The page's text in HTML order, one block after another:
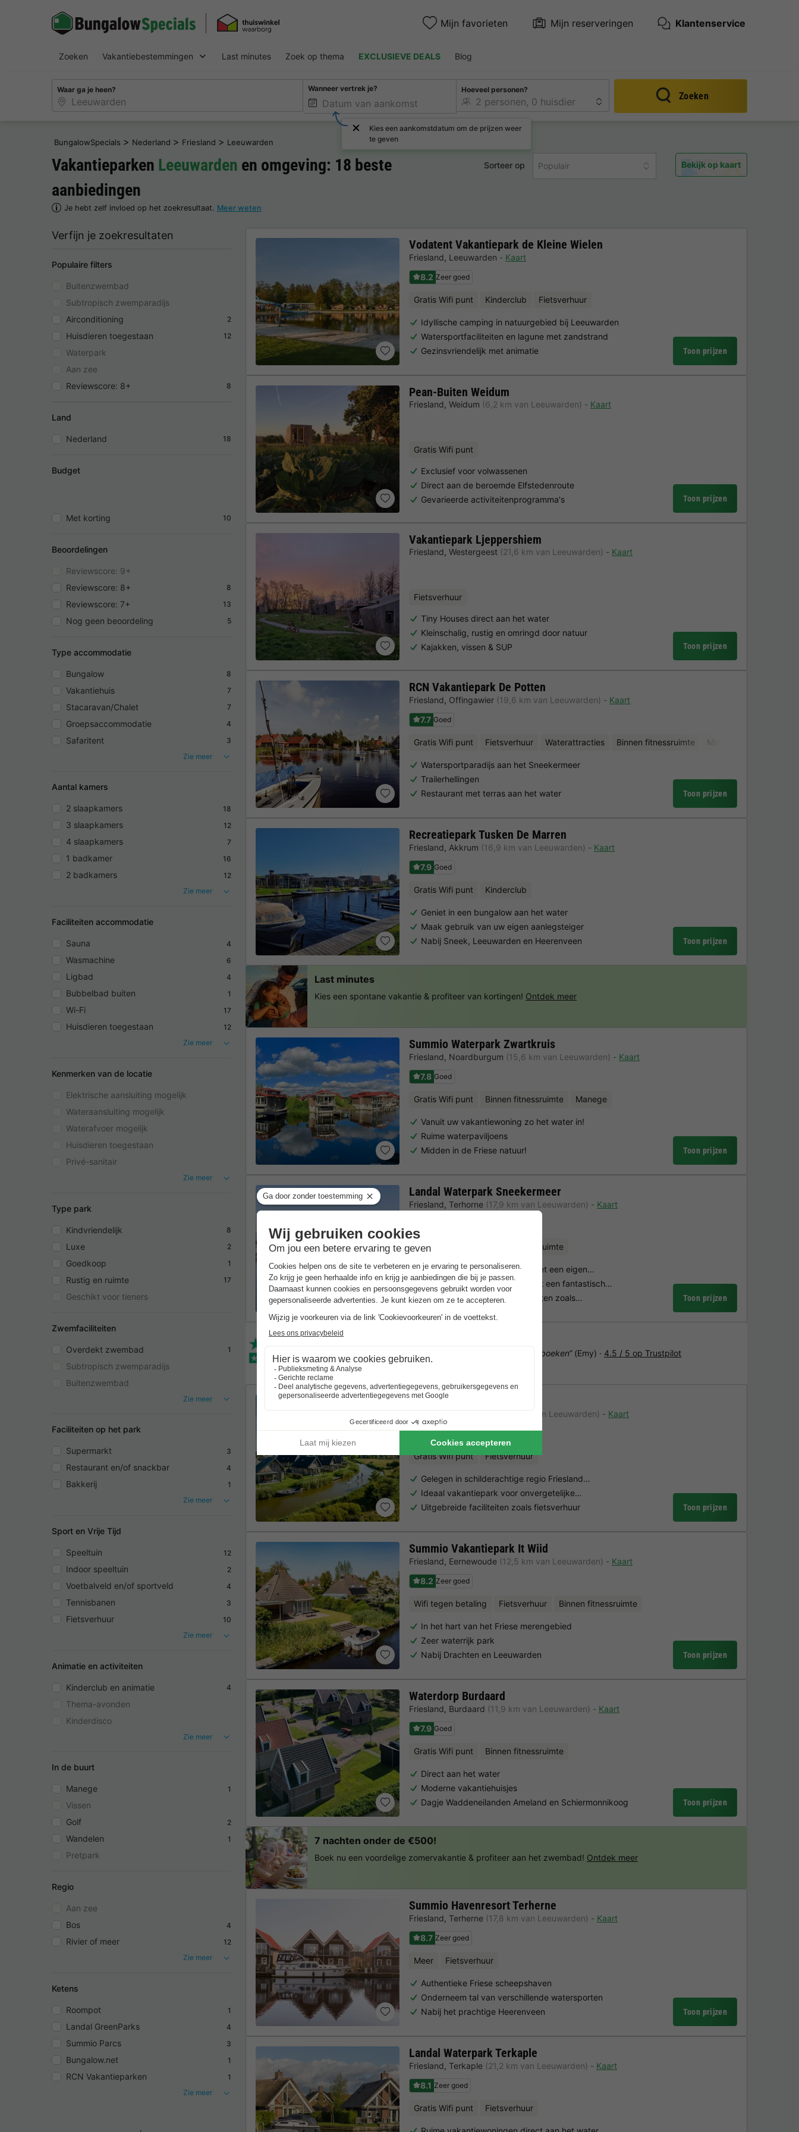
Mijn favorieten Mijn reserveringen Klantenservice
Zoeken Vakantiebestemmingen Last minutes Zoek op thema EXCLUSIEVE DEALS Blog
Waar ga je heen? Wanneer vertrek je?
Kies een aankomstdatum om de prijzen weer
te geven
Hoeveel personen?
Zoeken
BungalowSpecials > Nederland > Friesland > Leeuwarden
Vakantieparken Leeuwarden en omgeving: 18 beste
aanbiedingen
Je hebt zelf invloed op het zoekresultaat. Meer weten
Sorteer op Populair Bekijk op kaart
Verfijn je zoekresultaten
Populaire filters
Buitenzwembad
Subtropisch zwemparadijs
Airconditioning
2
Huisdieren toegestaan 12
Waterpark
Aan zee
Reviewscore: 8+
8
Land
Nederland 18
Budget
Met korting 10
Beoordelingen
Reviewscore: 9+
Reviewscore: 8+
8
Reviewscore: 7+ 13
Nog geen beoordeling 5
Type accommodatie
Bungalow 8
Vakantiehuis 7
Stacaravan/Chalet 7
Groepsaccommodatie 4
Safaritent
3
Zie meer
Aantal kamers
2 slaapkamers 18
3 slaapkamers 12
4 slaapkamers 7
1 badkamer 16
2 badkamers
12
Zie meer
Faciliteiten accommodatie
Sauna 4
Wasmachine 6
Ligbad 4
Bubbelbad buiten 1
Wi-Fi 17
Huisdieren toegestaan
12
Zie meer
Kenmerken van de locatie
Elektrische aansluiting mogelijk
Wateraansluiting mogelijk
Waterafvoer mogelijk
Huisdieren toegestaan
Privé-sanitair
Zie meer
Type park
Kindvriendelijk 8
Luxe 2
Goedkoop 1
Rustig en ruimte 17
Geschikt voor tieners
Zwemfaciliteiten
Overdekt zwembad 1
Subtropisch zwemparadijs
Buitenzwembad
Zie meer
Faciliteiten op het park
Supermarkt 3
Restaurant en/of snackbar 4
Bakkerij
1
Zie meer
Sport en Vrije Tijd
Speeltuin 12
Indoor speeltuin 2
Voetbalveld en/of sportveld 4
Tennisbanen 3
Fietsverhuur
10
Zie meer
Animatie en activiteiten
Kinderclub en animatie 4
Thema-avonden
Kinderdisco
Zie meer
In de buurt
Manege 1
Vissen
Golf
2
Wandelen 1
Pretpark
Regio
Aan zee
Bos
4
Rivier of meer
12
Zie meer
Ketens
Roompot 1
Landal GreenParks 4
Summio Parcs 3
Bungalow.net 1
RCN Vakantieparken
1
Zie meer
Vodatent Vakantiepark de Kleine Wielen
Friesland, Leeuwarden
Kaart
8.2 Zeer goed
Gratis Wifi punt Kinderclub Fietsverhuur
Idyllische camping in natuurgebied bij Leeuwarden
Watersportfaciliteiten en lagune met zandstrand
Gezinsvriendelijk met animatie
Toon prijzen
Pean-Buiten Weidum
Friesland, Weidum (6,2 km van Leeuwarden) Kaart
Gratis Wifi punt
Exclusief voor volwassenen
Direct aan de beroemde Elfstedenroute
Gevarieerde activiteitenprogramma's
Toon prijzen
Vakantiepark Ljeppershiem
Friesland, Westergeest (21,6 km van Leeuwarden) Kaart
Fietsverhuur
Tiny Houses direct aan het water
Kleinschalig, rustig en omringd door natuur
Kajakken, vissen & SUP
Toon prijzen
RCN Vakantiepark De Potten
Friesland, Offingawier (19,6 km van Leeuwarden)
Kaart
7.7 Goed
Gratis Wifi punt Fietsverhuur Waterattracties Binnen fitnessruimte Minigolf
Watersportparadijs aan het Sneekermeer
Trailerhellingen
Restaurant met terras aan het water
Toon prijzen
Recreatiepark Tusken De Marren
Friesland, Akkrum (16,9 km van Leeuwarden)
Kaart
7.9 Goed
Gratis Wifi punt Kinderclub
Geniet in een bungalow aan het water
Maak gebruik van uw eigen aanlegsteiger
Nabij Sneek, Leeuwarden en Heerenveen
Toon prijzen
Summio Waterpark Zwartkruis
Friesland, Noardburgum (15,6 km van Leeuwarden)
Kaart
7.8 Goed
Gratis Wifi punt Binnen fitnessruimte Manege
Vanuit uw vakantiewoning zo het water in!
Ruime waterpaviljoens
Midden in de Friese natuur!
Toon prijzen
Landal Waterpark Sneekermeer
Friesland, Terhorne (17,9 km van Leeuwarden)
Kaart
Gratis Wifi punt Binnen fitnessruimte
Direct aan het Sneekermeer met een eigen…
Vrijstaande waterwoningen met een fantastisch…
Breed scala aan buitenactiviteiten zoals…
Toon prijzen
Landal Elfstedenhart
(24,4 km van Leeuwarden)
Kaart
7.8 Goed
Gratis Wifi punt Fietsverhuur
Gelegen in schilderachtige regio Friesland…
Ideaal vakantiepark voor onvergetelijke…
Uitgebreide faciliteiten zoals fietsverhuur
Toon prijzen
Summio Vakantiepark It Wiid
Friesland, Eernewoude (12,5 km van Leeuwarden)
Kaart
8.2 Zeer goed
Wifi tegen betaling Fietsverhuur Binnen fitnessruimte
In het hart van het Friese merengebied
Zeer waterrijk park
Nabij Drachten en Leeuwarden
Toon prijzen
Waterdorp Burdaard
Friesland, Burdaard (11,9 km van Leeuwarden)
Kaart
7.9 Goed
Gratis Wifi punt Binnen fitnessruimte
Direct aan het water
Moderne vakantiehuisjes
Dagje Waddeneilanden Ameland en Schiermonnikoog
Toon prijzen
Summio Havenresort Terherne
Friesland, Terherne (17,8 km van Leeuwarden)
Kaart
8.7 Zeer goed
Meer Fietsverhuur
Authentieke Friese scheepshaven
Onderneem tal van verschillende watersporten
Nabij het prachtige Heerenveen
Toon prijzen
Landal Waterpark Terkaple
Friesland, Terkaple (21,2 km van Leeuwarden)
Kaart
8.1 Zeer goed
Gratis Wifi punt Fietsverhuur
Last minutes
Kies een spontane vakantie & profiteer van kortingen! Ontdek meer
Trustpilot beoordelingen
Al 10.064+ reizigers gingen je voor! — „Al vakantie bij het boeken“(Emy) · 4.5 / 5 op Trustpilot
7 nachten onder de €500!
Boek nu een voordelige zomervakantie & profiteer aan het zwembad! Ontdek meer